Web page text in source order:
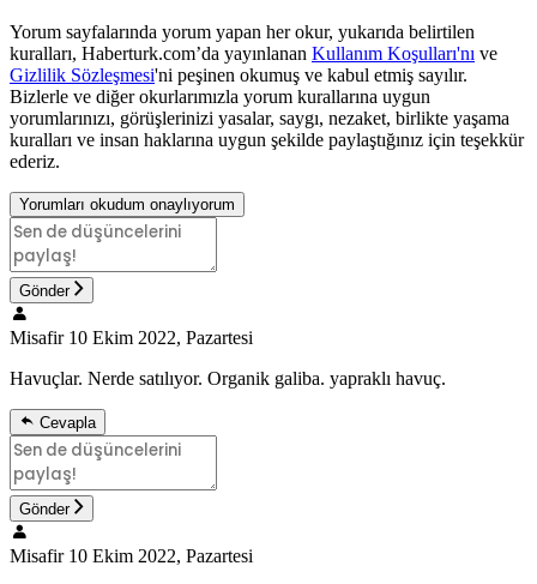
Yorum sayfalarında yorum yapan her okur, yukarıda belirtilen
kuralları, Haberturk.com’da yayınlanan Kullanım Koşulları'nı ve
Gizlilik Sözleşmesi'ni peşinen okumuş ve kabul etmiş sayılır.
Bizlerle ve diğer okurlarımızla yorum kurallarına uygun
yorumlarınızı, görüşlerinizi yasalar, saygı, nezaket, birlikte yaşama
kuralları ve insan haklarına uygun şekilde paylaştığınız için teşekkür
ederiz.
Yorumları okudum onaylıyorum
Gönder
Misafir 10 Ekim 2022, Pazartesi
Havuçlar. Nerde satılıyor. Organik galiba. yapraklı havuç.
Cevapla
Gönder
Misafir 10 Ekim 2022, Pazartesi